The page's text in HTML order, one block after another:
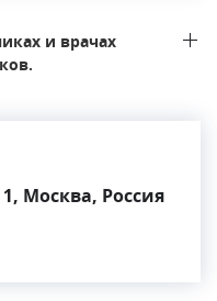
такими как
клинике ведут
специалисты
наук.
и врачах
Москва, Россия